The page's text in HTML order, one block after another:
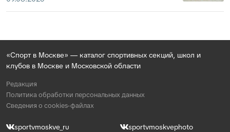
«Спорт в Москве» — каталог спортивных секций, школ и
клубов в Москве и Московской области
Редакция
Политика обработки персональных данных
Сведения о cookies-файлах
sportvmoskve_ru
sportvmoskvephoto